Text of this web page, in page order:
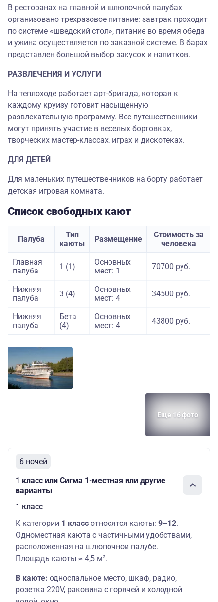
В ресторанах на главной и шлюпочной палубах
организовано трехразовое питание: завтрак проходит
по системе «шведский стол», питание во время обеда
и ужина осуществляется по заказной системе. В барах
представлен большой выбор закусок и напитков.
РАЗВЛЕЧЕНИЯ И УСЛУГИ
На теплоходе работает арт-бригада, которая к
каждому круизу готовит насыщенную
развлекательную программу. Все путешественники
могут принять участие в веселых бортовках,
творческих мастер-классах, играх и дискотеках.
ДЛЯ ДЕТЕЙ
Для маленьких путешественников на борту работает
детская игровая комната.
Список свободных кают
Палуба
Тип
каюты
Размещение
Стоимость за
человека
Главная
палуба
1 (1)
Основных
мест: 1
70700 руб.
Нижняя
палуба
3 (4)
Основных
мест: 4
34500 руб.
Нижняя
палуба
Бета
(4)
Основных
мест: 4
43800 руб.
Еще 16 фото
6 ночей
1 класс или Сигма 1-местная или другие
варианты
1 класс
К категории 1 класс относятся каюты: 9–12.
Одноместная каюта с частичными удобствами,
расположенная на шлюпочной палубе.
Площадь каюты ≈ 4,5 м².
В каюте: односпальное место, шкаф, радио,
розетка 220V, раковина с горячей и холодной